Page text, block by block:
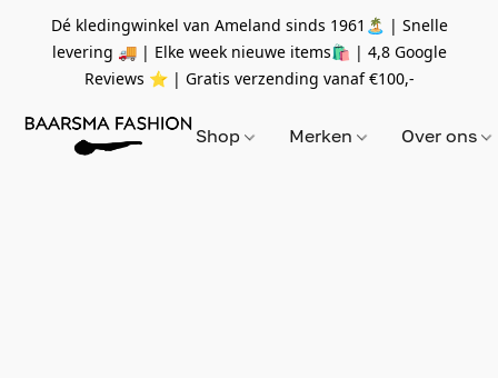
Dé kledingwinkel van Ameland sinds 1961🏝 | Snelle
levering 🚚 | Elke week nieuwe items🛍 | 4,8 Google
Reviews ⭐️ | Gratis verzending vanaf€100,-
Shop Merken Over ons